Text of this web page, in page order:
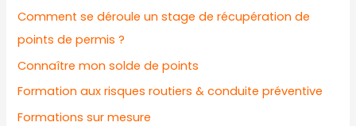
Comment se déroule un stage de récupération de
points de permis ?
Connaître mon solde de points
Formation aux risques routiers & conduite préventive
Formations sur mesure